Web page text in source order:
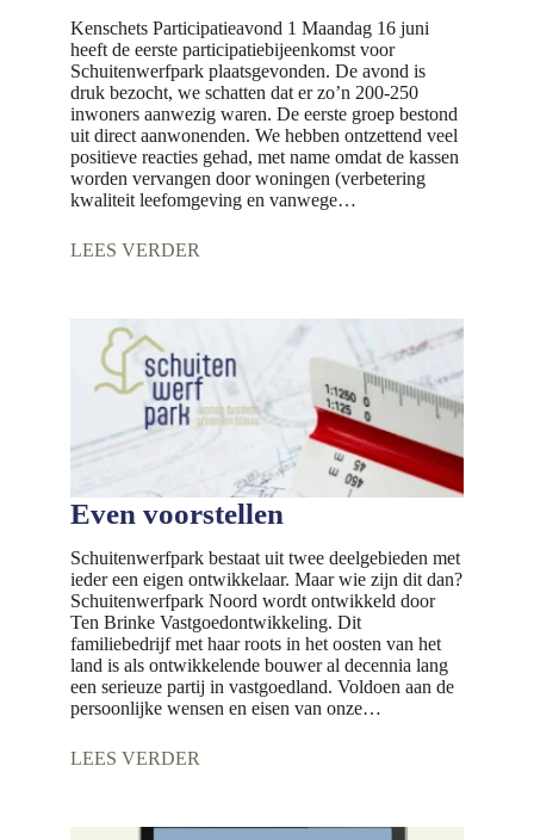
Kenschets Participatieavond 1 Maandag 16 juni
heeft de eerste participatiebijeenkomst voor
Schuitenwerfpark plaatsgevonden. De avond is
druk bezocht, we schatten dat er zo’n 200-250
inwoners aanwezig waren. De eerste groep bestond
uit direct aanwonenden. We hebben ontzettend veel
positieve reacties gehad, met name omdat de kassen
worden vervangen door woningen (verbetering
kwaliteit leefomgeving en vanwege…
LEES VERDER
Even voorstellen
Schuitenwerfpark bestaat uit twee deelgebieden met
ieder een eigen ontwikkelaar. Maar wie zijn dit dan?
Schuitenwerfpark Noord wordt ontwikkeld door
Ten Brinke Vastgoedontwikkeling. Dit
familiebedrijf met haar roots in het oosten van het
land is als ontwikkelende bouwer al decennia lang
een serieuze partij in vastgoedland. Voldoen aan de
persoonlijke wensen en eisen van onze…
LEES VERDER